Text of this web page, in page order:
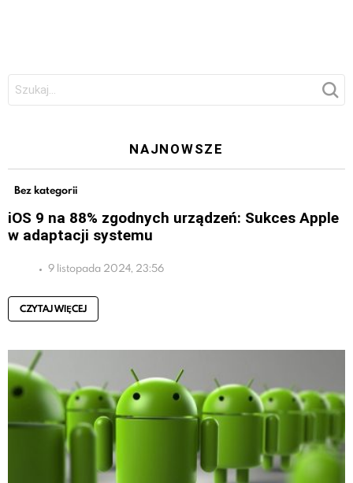
Szukaj:
NAJNOWSZE
Bez kategorii
iOS 9 na 88% zgodnych urządzeń: Sukces Apple
w adaptacji systemu
9 listopada 2024, 23:56
CZYTAJ WIĘCEJ